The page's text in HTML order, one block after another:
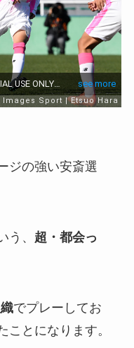
ジの強い安斎選
う、 超・都会っ
でプレーしてお
ことになります。